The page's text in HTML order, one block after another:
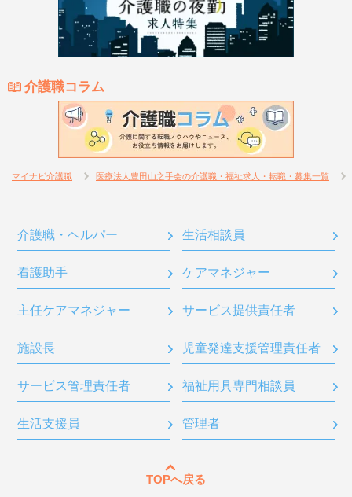
介護職コラム
マイナビ介護職 医療法人豊田山之手会の介護職・福祉求人・転職・募集一覧
介護職・ヘルパー 生活相談員
看護助手 ケアマネジャー
主任ケアマネジャー サービス提供責任者
施設長 児童発達支援管理責任者
サービス管理責任者 福祉用具専門相談員
生活支援員 管理者
TOPへ戻る